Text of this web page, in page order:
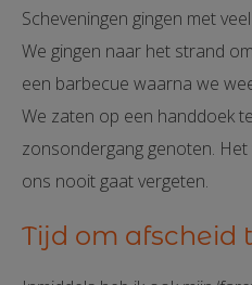
Scheveningen gingen met
We gingen naar het strand
een barbecue waarna we
We zaten op een handdoek
zonsondergang genoten.
ons nooit gaat vergeten.
Tijd om afscheid